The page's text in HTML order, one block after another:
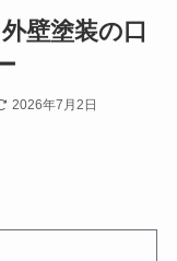
壁塗装の口
2026年7月2日